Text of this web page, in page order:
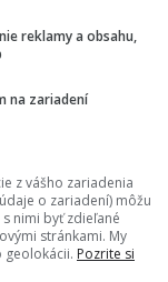
zaznamenal
odviezli
žena je stále
prijatá
reklamy a obsahu,
na zariadení
z vášho zariadenia
o zariadení) môžu
nimi byť zdieľané
stránkami. My
geolokácii. Pozrite si